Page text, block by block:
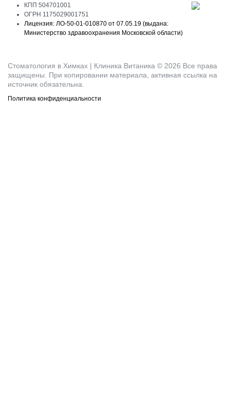
КПП 504701001
ОГРН 1175029001751
Лицензия: ЛО-50-01-010870 от 07.05.19 (выдана:
Министерство здравоохранения Московской области)
Стоматология в Химках | Клиника Витаника © 2026 Все права
защищены. При копировании материала, активная ссылка на
источник обязательна.
Политика конфиденциальности